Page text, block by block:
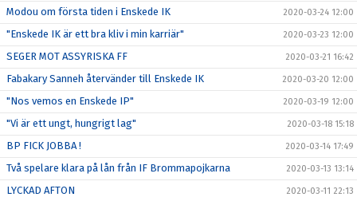
Modou om första tiden i Enskede IK 2020-03-24 12:00
"Enskede IK är ett bra kliv i min karriär" 2020-03-23 12:00
SEGER MOT ASSYRISKA FF 2020-03-21 16:42
Fabakary Sanneh återvänder till Enskede IK 2020-03-20 12:00
"Nos vemos en Enskede IP" 2020-03-19 12:00
"Vi är ett ungt, hungrigt lag" 2020-03-18 15:18
BP FICK JOBBA ! 2020-03-14 17:49
Två spelare klara på lån från IF Brommapojkarna 2020-03-13 13:14
LYCKAD AFTON 2020-03-11 22:13